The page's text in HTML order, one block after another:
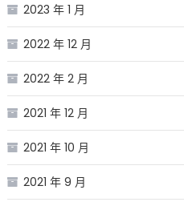
2023 年 1 月
2022 年 12 月
2022 年 2 月
2021 年 12 月
2021 年 10 月
2021 年 9 月